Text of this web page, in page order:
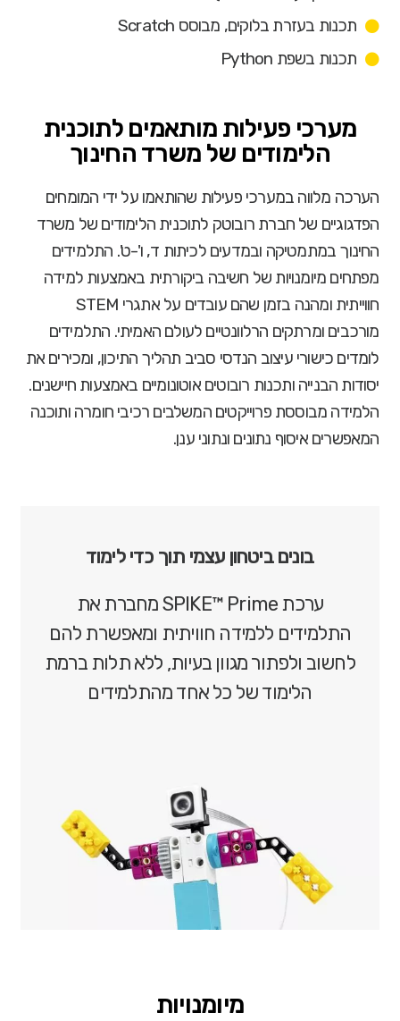
תכנות בעזרת בלוקים, מבוסס Scratch
תכנות בשפת Python
מערכי פעילות מותאמים לתוכנית
הלימודים של משרד החינוך
הערכה מלווה במערכי פעילות שהותאמו על ידי המומחים
הפדגוגיים של חברת רובוטק לתוכנית הלימודים של משרד
החינוך במתמטיקה ובמדעים לכיתות ד, ו'-ט'. התלמידים
מפתחים מיומנויות של חשיבה ביקורתית באמצעות למידה
חווייתית ומהנה בזמן שהם עובדים על אתגרי STEM
מורכבים ומרתקים הרלוונטיים לעולם האמיתי. התלמידים
לומדים כישורי עיצוב הנדסי סביב תהליך התיכון, ומכירים את
יסודות הבנייה ותכנות רובוטים אוטונומיים באמצעות חיישנים.
הלמידה מבוססת פרוייקטים המשלבים רכיבי חומרה ותוכנה
המאפשרים איסוף נתונים ונתוני ענן.
בונים ביטחון עצמי תוך כדי לימוד
ערכת SPIKE™ Prime מחברת את
התלמידים ללמידה חוויתית ומאפשרת להם
לחשוב ולפתור מגוון בעיות, ללא תלות ברמת
הלימוד של כל אחד מהתלמידים
מיומנויות